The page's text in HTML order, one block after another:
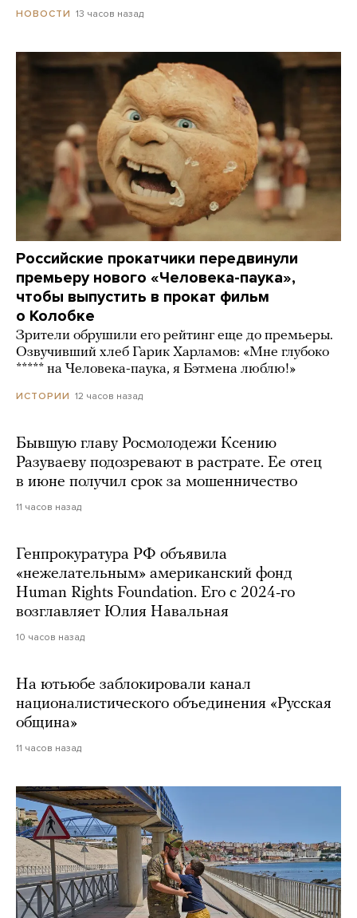
НОВОСТИ 13 часов назад
Российские прокатчики передвинули
премьеру нового «Человека-паука»,
чтобы выпустить в прокат фильм
о Колобке
Зрители обрушили его рейтинг еще до премьеры.
Озвучивший хлеб Гарик Харламов: «Мне глубоко
***** на Человека-паука, я Бэтмена люблю!»
ИСТОРИИ 12 часов назад
Бывшую главу Росмолодежи Ксению
Разуваеву подозревают в растрате. Ее отец
в июне получил срок за мошенничество
11 часов назад
Генпрокуратура РФ объявила
«нежелательным» американский фонд
Human Rights Foundation. Его с 2024-го
возглавляет Юлия Навальная
10 часов назад
На ютьюбе заблокировали канал
националистического объединения «Русская
община»
11 часов назад